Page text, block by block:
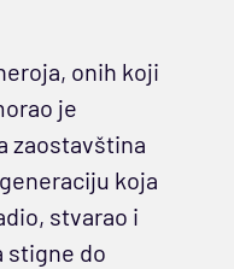
onih koji
je
zaostavština
koja
stvarao i
stigne do